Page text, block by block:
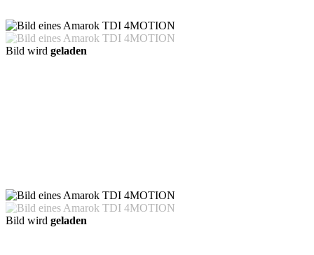
Bild wird geladen
Bild wird geladen